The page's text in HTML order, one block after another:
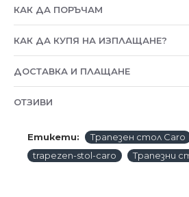
КАК ДА ПОРЪЧАМ
КАК ДА КУПЯ НА ИЗПЛАЩАНЕ?
ДОСТАВКА И ПЛАЩАНЕ
ОТЗИВИ
Етикети:
Трапезен стол Caro
trapezen-stol-caro
Трапезни